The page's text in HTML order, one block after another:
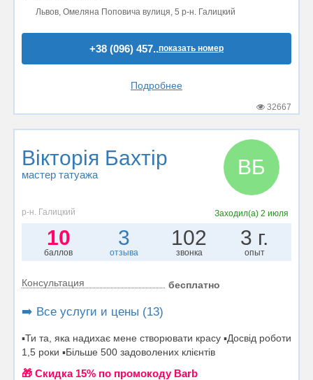
Львов, Омеляна Поповича вулиця, 5 р-н. Галицкий
+38 (096) 457..показать номер
Подробнее
32667
Вікторія Бахтір
мастер татуажа ВБ
р-н. Галицкий Заходил(а)2 июля
10
баллов
3
отзыва
102
звонка
3 г.
опыт
Консультация бесплатно
➡️ Все услуги и цены (13)
▪️Ти та, яка надихає мене створювати красу ▪️Досвід роботи
1,5 роки ▪️Більше 500 задоволених клієнтів
🎁 Cкидка 15% по промокоду Barb